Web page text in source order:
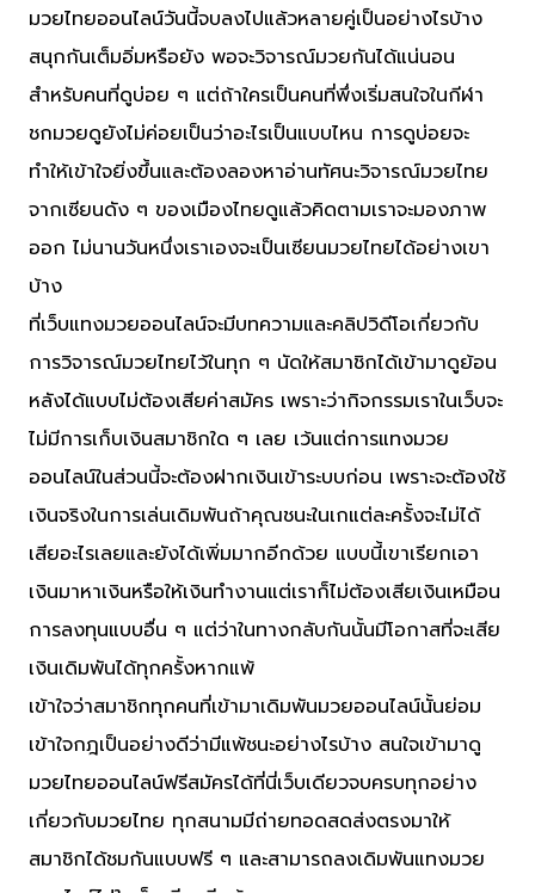
มวยไทยออนไลน์วันนี้จบลงไปแล้วหลายคู่เป็นอย่างไรบ้าง
สนุกกันเต็มอิ่มหรือยัง พอจะวิจารณ์มวยกันได้แน่นอน
สำหรับคนที่ดูบ่อย ๆ แต่ถ้าใครเป็นคนที่พึ่งเริ่มสนใจในกีฬา
ชกมวยดูยังไม่ค่อยเป็นว่าอะไรเป็นแบบไหน การดูบ่อยจะ
ทำให้เข้าใจยิ่งขึ้นและต้องลองหาอ่านทัศนะวิจารณ์มวยไทย
จากเซียนดัง ๆ ของเมืองไทยดูแล้วคิดตามเราจะมองภาพ
ออก ไม่นานวันหนึ่งเราเองจะเป็นเซียนมวยไทยได้อย่างเขา
บ้าง
ที่เว็บแทงมวยออนไลน์จะมีบทความและคลิปวิดีโอเกี่ยวกับ
การวิจารณ์มวยไทยไว้ในทุก ๆ นัดให้สมาชิกได้เข้ามาดูย้อน
หลังได้แบบไม่ต้องเสียค่าสมัคร เพราะว่ากิจกรรมเราในเว็บจะ
ไม่มีการเก็บเงินสมาชิกใด ๆ เลย เว้นแต่การแทงมวย
ออนไลน์ในส่วนนี้จะต้องฝากเงินเข้าระบบก่อน เพราะจะต้องใช้
เงินจริงในการเล่นเดิมพันถ้าคุณชนะในเกแต่ละครั้งจะไม่ได้
เสียอะไรเลยและยังได้เพิ่มมากอีกด้วย แบบนี้เขาเรียกเอา
เงินมาหาเงินหรือให้เงินทำงานแต่เราก็ไม่ต้องเสียเงินเหมือน
การลงทุนแบบอื่น ๆ แต่ว่าในทางกลับกันนั้นมีโอกาสที่จะเสีย
เงินเดิมพันได้ทุกครั้งหากแพ้
เข้าใจว่าสมาชิกทุกคนที่เข้ามาเดิมพันมวยออนไลน์นั้นย่อม
เข้าใจกฎเป็นอย่างดีว่ามีแพ้ชนะอย่างไรบ้าง สนใจเข้ามาดู
มวยไทยออนไลน์ฟรีสมัครได้ที่นี่เว็บเดียวจบครบทุกอย่าง
เกี่ยวกับมวยไทย ทุกสนามมีถ่ายทอดสดส่งตรงมาให้
สมาชิกได้ชมกันแบบฟรี ๆ และสามารถลงเดิมพันแทงมวย